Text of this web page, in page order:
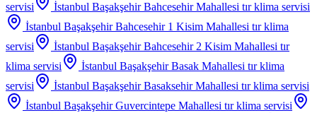
servisi
İstanbul Başakşehir Bahcesehir Mahallesi tır klima servisi
İstanbul Başakşehir Bahcesehir 1 Kisim Mahallesi tır klima
servisi
İstanbul Başakşehir Bahcesehir 2 Kisim Mahallesi tır
klima servisi
İstanbul Başakşehir Basak Mahallesi tır klima
servisi
İstanbul Başakşehir Basaksehir Mahallesi tır klima servisi
İstanbul Başakşehir Guvercintepe Mahallesi tır klima servisi